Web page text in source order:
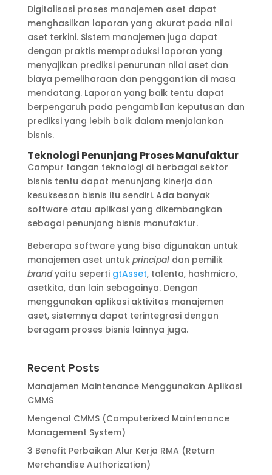
Digitalisasi proses manajemen aset dapat
menghasilkan laporan yang akurat pada nilai
aset terkini. Sistem manajemen juga dapat
dengan praktis memproduksi laporan yang
menyajikan prediksi penurunan nilai aset dan
biaya pemeliharaan dan penggantian di masa
mendatang. Laporan yang baik tentu dapat
berpengaruh pada pengambilan keputusan dan
prediksi yang lebih baik dalam menjalankan
bisnis.
Teknologi Penunjang Proses Manufaktur
Campur tangan teknologi di berbagai sektor
bisnis tentu dapat menunjang kinerja dan
kesuksesan bisnis itu sendiri. Ada banyak
software atau aplikasi yang dikembangkan
sebagai penunjang bisnis manufaktur.
Beberapa software yang bisa digunakan untuk
manajemen aset untuk principal dan pemilik
brandyaitu sepertigtAsset, talenta, hashmicro,
asetkita, dan lain sebagainya. Dengan
menggunakan aplikasi aktivitas manajemen
aset, sistemnya dapat terintegrasi dengan
beragam proses bisnis lainnya juga.
Recent Posts
Manajemen Maintenance Menggunakan Aplikasi
CMMS
Mengenal CMMS (Computerized Maintenance
Management System)
3 Benefit Perbaikan Alur Kerja RMA (Return
Merchandise Authorization)